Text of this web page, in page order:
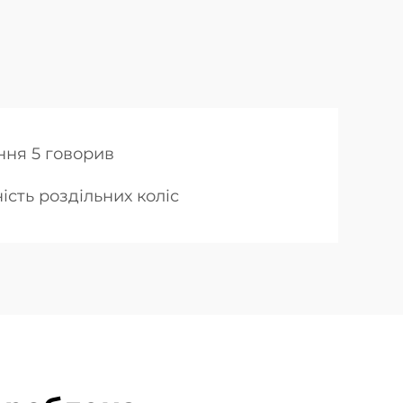
5 говорив
роздільних коліс